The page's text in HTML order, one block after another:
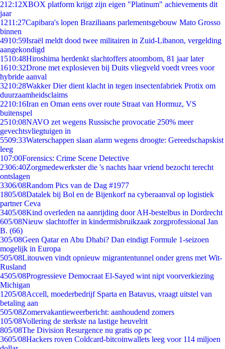
212:12XBOX platform krijgt zijn eigen "Platinum" achievements dit
jaar
1211:27Capibara's lopen Braziliaans parlementsgebouw Mato Grosso
binnen
4910:59Israël meldt dood twee militairen in Zuid-Libanon, vergelding
aangekondigd
1510:48Hiroshima herdenkt slachtoffers atoombom, 81 jaar later
1610:32Drone met explosieven bij Duits vliegveld voedt vrees voor
hybride aanval
3210:28Wakker Dier dient klacht in tegen insectenfabriek Protix om
duurzaamheidsclaims
2210:16Iran en Oman eens over route Straat van Hormuz, VS
buitenspel
2510:08NAVO zet wegens Russische provocatie 250% meer
gevechtsvliegtuigen in
5509:33Waterschappen slaan alarm wegens droogte: Gereedschapskist
leeg
107:00Forensics: Crime Scene Detective
2306:40Zorgmedewerkster die 's nachts haar vriend bezocht terecht
ontslagen
3306/08Random Pics van de Dag #1977
1805/08Datalek bij Bol en de Bijenkorf na cyberaanval op logistiek
partner Ceva
3405/08Kind overleden na aanrijding door AH-bestelbus in Dordrecht
605/08Nieuw slachtoffer in kindermisbruikzaak zorgprofessional Jan
B. (66)
305/08Geen Qatar en Abu Dhabi? Dan eindigt Formule 1-seizoen
mogelijk in Europa
505/08Litouwen vindt opnieuw migrantentunnel onder grens met Wit-
Rusland
4505/08Progressieve Democraat El-Sayed wint nipt voorverkiezing
Michigan
1205/08Accell, moederbedrijf Sparta en Batavus, vraagt uitstel van
betaling aan
505/08Zomervakantieweerbericht: aanhoudend zomers
105/08Vollering de sterkste na lastige heuvelrit
805/08The Division Resurgence nu gratis op pc
3605/08Hackers roven Coldcard-bitcoinwallets leeg voor 114 miljoen